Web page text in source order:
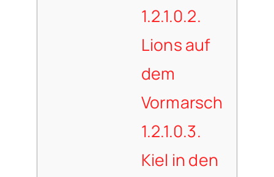
1.2.1.0.2.
Lions auf
dem
Vormarsch
1.2.1.0.3.
Kiel in den